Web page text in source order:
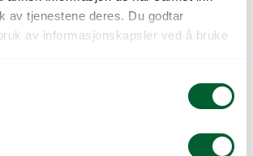
av tjenestene deres. Du godtar
av informasjonskapsler ved å bruke
LATHYRUS VILLA